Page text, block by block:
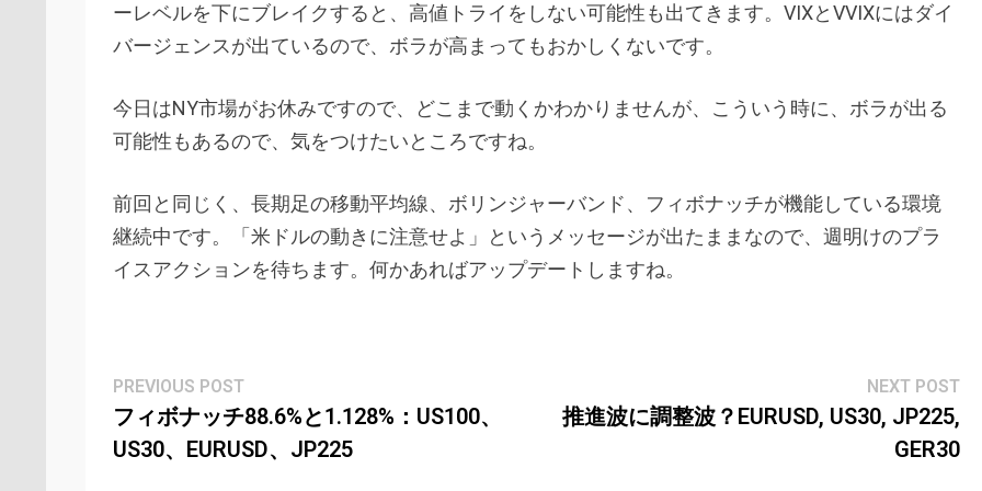
ーレベルを下にブレイクすると、高値トライをしない可能性も出てきます。VIXとVVIXにはダイ
バージェンスが出ているので、ボラが高まってもおかしくないです。
今日はNY市場がお休みですので、どこまで動くかわかりませんが、こういう時に、ボラが出る
可能性もあるので、気をつけたいところですね。
前回と同じく、長期足の移動平均線、ボリンジャーバンド、フィボナッチが機能している環境
継続中です。「米ドルの動きに注意せよ」というメッセージが出たままなので、週明けのプラ
イスアクションを待ちます。何かあればアップデートしますね。
Post
navigation
PREVIOUS POSTPrevious
post:
フィボナッチ88.6%と1.128%：US100、
US30、EURUSD、JP225
NEXT POST
推進波に調整波？EURUSD, US30, JP225,
GER30